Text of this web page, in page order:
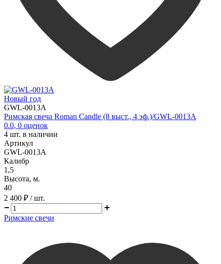
Новый год
GWL-0013A
Римская свеча Roman Candle (8 выст., 4 эф.)/GWL-0013A
0.0, 0 оценок
4 шт. в наличии
Артикул
GWL-0013A
Калибр
1,5
Высота, м.
40
2 400 ₽ / шт.
Римские свечи